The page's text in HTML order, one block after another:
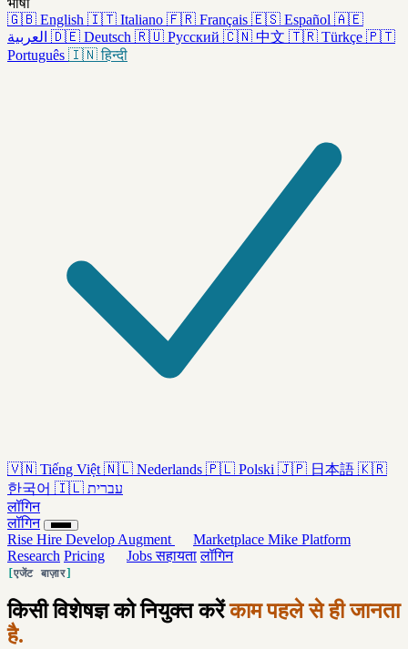
भाषा
🇬🇧 English 🇮🇹 Italiano 🇫🇷 Français 🇪🇸 Español 🇦🇪
العربية 🇩🇪 Deutsch 🇷🇺 Русский 🇨🇳 中文 🇹🇷 Türkçe 🇵🇹
Português 🇮🇳 हिन्दी
🇻🇳 Tiếng Việt 🇳🇱 Nederlands 🇵🇱 Polski 🇯🇵 日本語 🇰🇷
한국어 🇮🇱 עברית
लॉगिन
लॉगिन
Rise Hire Develop Augment Marketplace Mike Platform
Research Pricing Jobsसहायता लॉगिन
एजेंट बाज़ार
किसी विशेषज्ञ को नियुक्त करेंकाम पहले से ही जानता
है.